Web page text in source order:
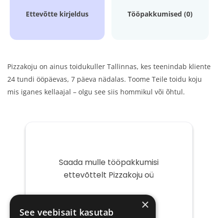
Ettevõtte kirjeldus Tööpakkumised (0)
Pizzakoju on ainus toidukuller Tallinnas, kes teenindab kliente
24 tundi ööpäevas, 7 päeva nädalas. Toome Teile toidu koju
mis iganes kellaajal – olgu see siis hommikul või õhtul.
Saada mulle tööpakkumisi
ettevõttelt Pizzakoju oü
post
×
See veebisait kasutab